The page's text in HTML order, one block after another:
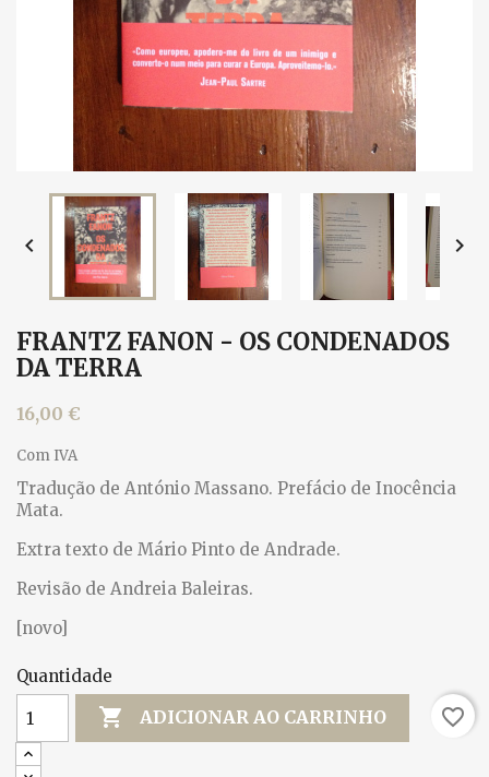
 
FRANTZ FANON - OS CONDENADOS
DA TERRA
16,00 €
Com IVA
Tradução de António Massano. Prefácio de Inocência
Mata.
Extra texto de Mário Pinto de Andrade.
Revisão de Andreia Baleiras.
[novo]
Quantidade
 ADICIONAR AO CARRINHO favorite_border